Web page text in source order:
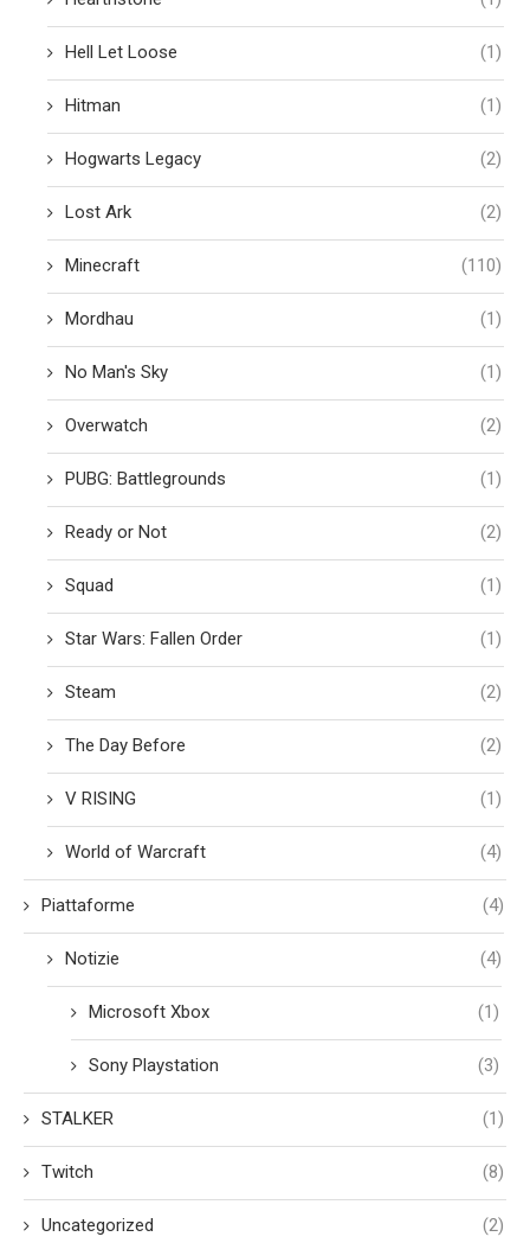
Hell Let Loose (1)
Hitman (1)
Hogwarts Legacy (2)
Lost Ark (2)
Minecraft (110)
Mordhau (1)
No Man's Sky (1)
Overwatch (2)
PUBG: Battlegrounds (1)
Ready or Not (2)
Squad (1)
Star Wars: Fallen Order (1)
Steam (2)
The Day Before (2)
V RISING (1)
World of Warcraft (4)
Piattaforme (4)
Notizie (4)
Microsoft Xbox (1)
Sony Playstation (3)
STALKER (1)
Twitch (8)
Uncategorized (2)